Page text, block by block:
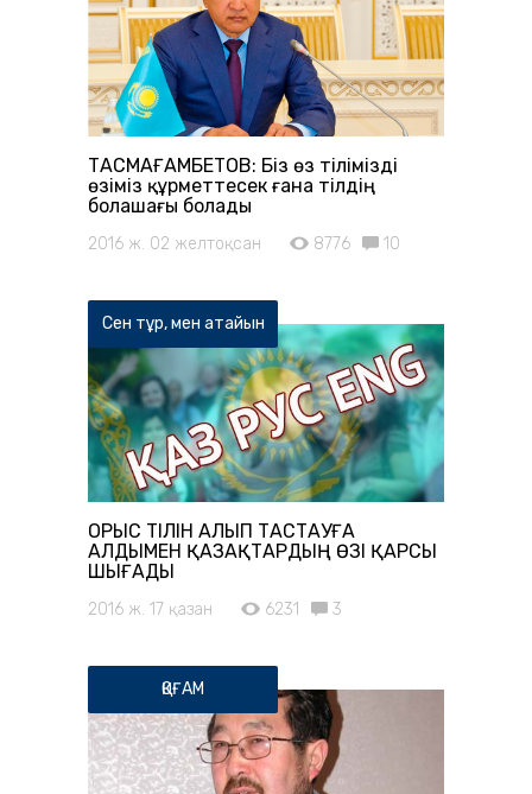
ТАСМАҒАМБЕТОВ: Біз өз тілімізді
өзіміз құрметтесек ғана тілдің
болашағы болады
2016 ж. 02 желтоқсан 8776 10
Сен тұр, мен атайын
ОРЫС ТІЛІН АЛЫП ТАСТАУҒА
АЛДЫМЕН ҚАЗАҚТАРДЫҢ ӨЗІ ҚАРСЫ
ШЫҒАДЫ
2016 ж. 17 қазан 6231 3
ҚОҒАМ